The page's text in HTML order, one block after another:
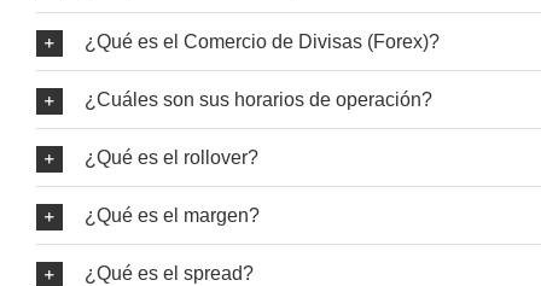
¿Qué es el Comercio de Divisas (Forex)?
¿Cuáles son sus horarios de operación?
¿Qué es el rollover?
¿Qué es el margen?
¿Qué es el spread?